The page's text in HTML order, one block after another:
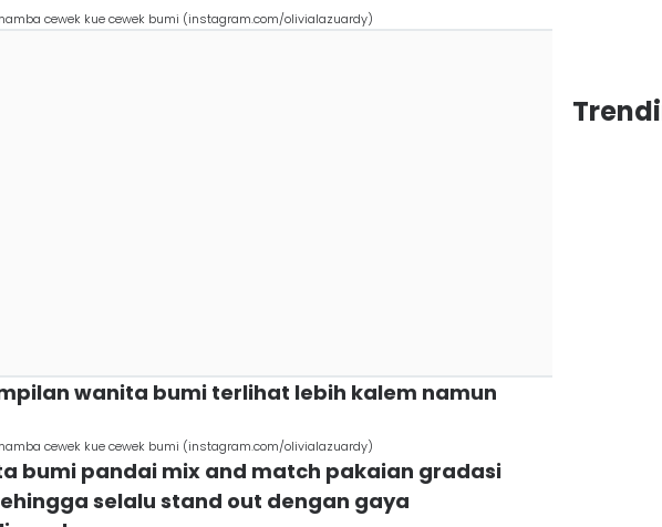
cewek kue cewek bumi (instagram.com/olivialazuardy)
wanita bumi terlihat lebih kalem namun
cewek kue cewek bumi (instagram.com/olivialazuardy)
bumi pandai mix and match pakaian gradasi
selalu stand out dengan gaya